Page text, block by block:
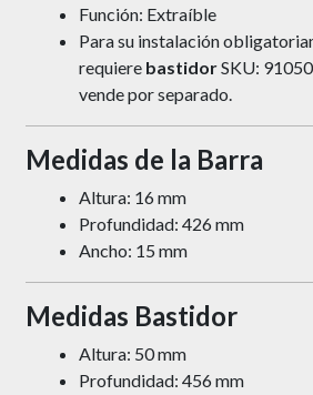
Función: Extraíble
Para su instalación
requiere bastidorSKU:
vende por separado.
Medidas de la Barra
Altura: 16 mm
Profundidad: 426 mm
Ancho: 15 mm
Medidas Bastidor
Altura: 50 mm
Profundidad: 456 mm